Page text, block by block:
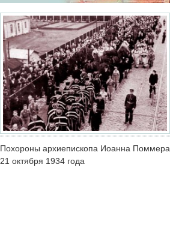
Похороны архиепископа Иоанна Поммера
21 октября 1934 года